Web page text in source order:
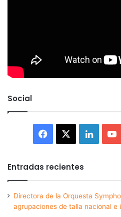
Social
Facebook
Entradas recientes
Directora de la Orquesta
agrupaciones de talla nacional e